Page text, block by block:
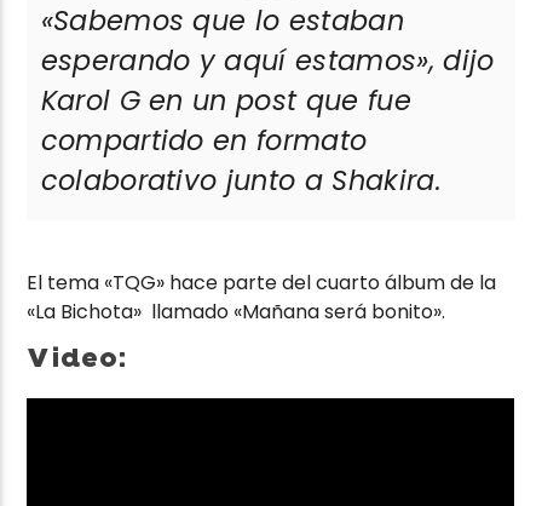
«Sabemos que lo estaban
esperando y aquí estamos», dijo
Karol G en un post que fue
compartido en formato
colaborativo junto a Shakira.
El tema «TQG» hace parte del cuarto álbum de la
«La Bichota» llamado «Mañana será bonito».
Video: